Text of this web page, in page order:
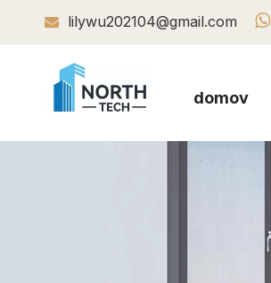
 lilywu202104@gmail.com 
domov